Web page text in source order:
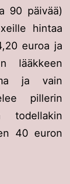
90 päivää)
hintaa
euroa ja
lääkkeen
ja vain
pillerin
todellakin
40 euron